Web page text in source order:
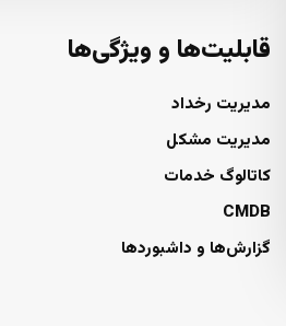
قابلیت‌ها و ویژگی‌ها
مدیریت رخداد
مدیریت مشکل
کاتالوگ خدمات
CMDB
گزارش‌ها و داشبوردها